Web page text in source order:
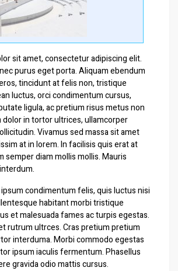
sit amet, consectetur adipiscing elit.
purus eget porta. Aliquam ebendum
tincidunt at felis non, tristique
luctus, orci condimentum cursus,
ligula, ac pretium risus metus non
dolor in tortor ultrices, ullamcorper
Vivamus sed massa sit amet
at in lorem. In facilisis quis erat at
semper diam mollis mollis. Mauris
condimentum felis, quis luctus nisi
habitant morbi tristique
et malesuada fames ac turpis egestas.
rutrum ultrces. Cras pretium pretium
interduma. Morbi commodo egestas
ipsum iaculis fermentum. Phasellus
gravida odio mattis cursus.